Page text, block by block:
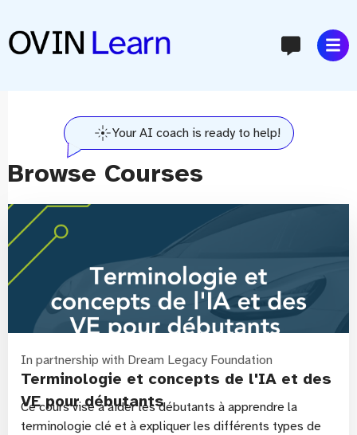
Your AI coach is ready to help!
Browse Courses
In partnership with Dream Legacy Foundation
Terminologie et concepts de l'IA et des
VE pour débutants
Ce cours vise à aider les débutants à apprendre la
terminologie clé et à expliquer les différents types de